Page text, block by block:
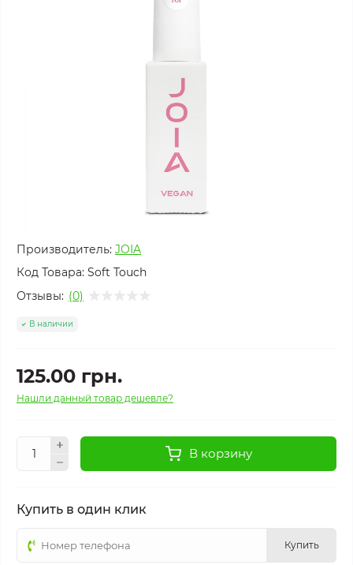
Производитель: JOIA
Код Товара: Soft Touch
Отзывы: (0)
В наличии
125.00 грн.
Нашли данный товар дешевле?
В корзину
Купить в один клик
Купить